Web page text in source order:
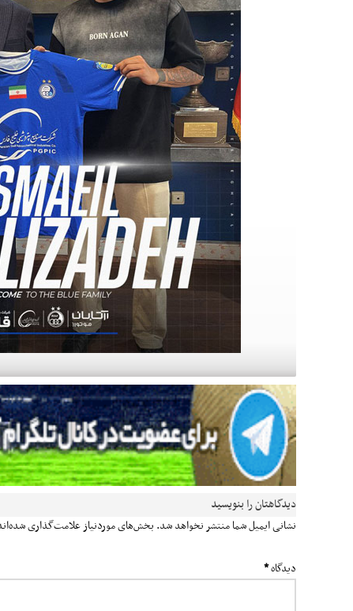
دیدگاهتان را بنویسید
نشانی ایمیل شما منتشر نخواهد شد. بخش‌های موردنیاز علامت‌گذاری
دیدگاه*